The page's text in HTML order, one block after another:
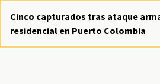
Cinco capturados tras ataque
residencial en Puerto Colombia